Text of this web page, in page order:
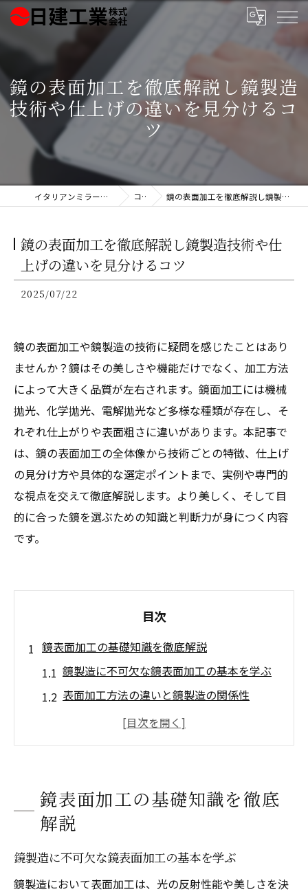
鏡の表面加工を徹底解説し鏡製造
技術や仕上げの違いを見分けるコ
ツ
イタリアンミラー製造の日建工業株式会社 コラム 鏡の表面加工を徹底解説し鏡製造技術や仕上げの違いを見分けるコツ
鏡の表面加工を徹底解説し鏡製造技術や仕
上げの違いを見分けるコツ
2025/07/22
鏡の表面加工や鏡製造の技術に疑問を感じたことはあり
ませんか？鏡はその美しさや機能だけでなく、加工方法
によって大きく品質が左右されます。鏡面加工には機械
拋光、化学拋光、電解拋光など多様な種類が存在し、そ
れぞれ仕上がりや表面粗さに違いがあります。本記事で
は、鏡の表面加工の全体像から技術ごとの特徴、仕上げ
の見分け方や具体的な選定ポイントまで、実例や専門的
な視点を交えて徹底解説します。より美しく、そして目
的に合った鏡を選ぶための知識と判断力が身につく内容
です。
目次
鏡表面加工の基礎知識を徹底解説
鏡製造に不可欠な鏡表面加工の基本を学ぶ
表面加工方法の違いと鏡製造の関係性
鏡面加工の特徴と見分け方のポイント
DIYで注目される鏡表面加工の実践例
鏡の品質を左右する表面加工の役割とは
表面仕上げで変わる鏡製造の技術力
鏡面加工技術が生む仕上がりの差に注目
鏡の表面粗さと見た目の違いを知るコツ
鏡表面加工の基礎知識を徹底
解説
鏡製造に不可欠な鏡表面加工の基本を学ぶ
鏡製造において表面加工は、光の反射性能や美しさを決